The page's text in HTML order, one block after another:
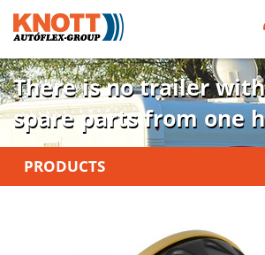
There is no trailer
spare parts from one
PRODUCTS